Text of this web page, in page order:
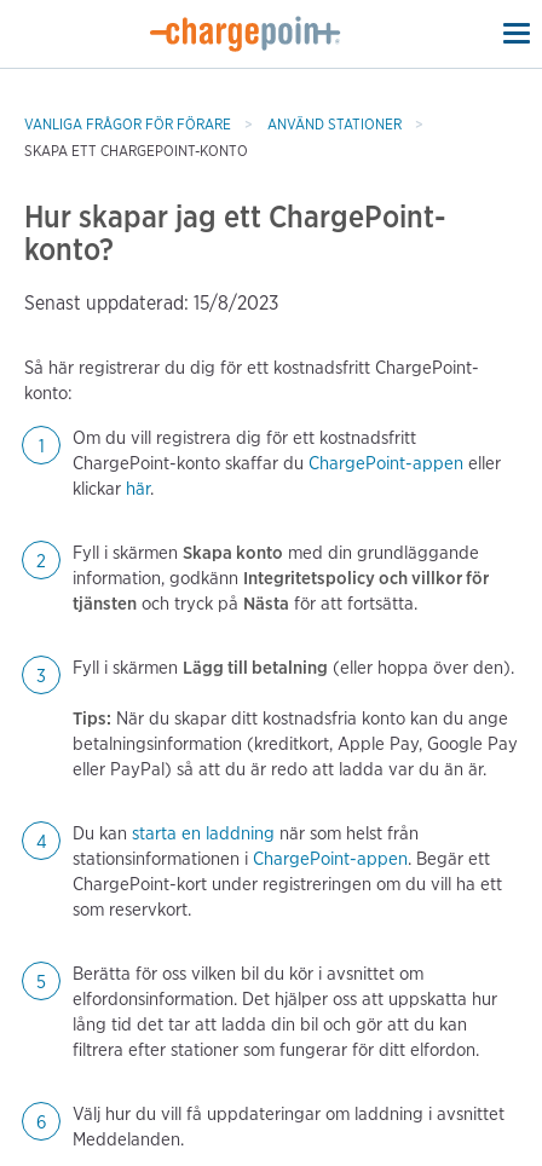
VANLIGA FRÅGOR FÖR FÖRARE
ANVÄND STATIONER
SKAPA ETT CHARGEPOINT-KONTO
Hur skapar jag ett ChargePoint-
konto?
Senast uppdaterad: 15/8/2023
Så här registrerar du dig för ett kostnadsfritt ChargePoint-
konto:
Om du vill registrera dig för ett kostnadsfritt
ChargePoint-konto skaffar du ChargePoint-appen eller
klickar här.
Fyll i skärmen Skapa konto med din grundläggande
information, godkänn Integritetspolicy och villkor för
tjänsten och tryck på Nästa för att fortsätta.
Fyll i skärmen Lägg till betalning (eller hoppa över den).
Tips: När du skapar ditt kostnadsfria konto kan du ange
betalningsinformation (kreditkort, Apple Pay, Google Pay
eller PayPal) så att du är redo att ladda var du än är.
Du kan starta en laddning när som helst från
stationsinformationen i ChargePoint-appen. Begär ett
ChargePoint-kort under registreringen om du vill ha ett
som reservkort.
Berätta för oss vilken bil du kör i avsnittet om
elfordonsinformation. Det hjälper oss att uppskatta hur
lång tid det tar att ladda din bil och gör att du kan
filtrera efter stationer som fungerar för ditt elfordon.
Välj hur du vill få uppdateringar om laddning i avsnittet
Meddelanden.